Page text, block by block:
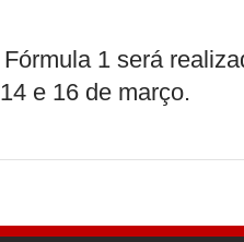
1 será
e 16 de março.